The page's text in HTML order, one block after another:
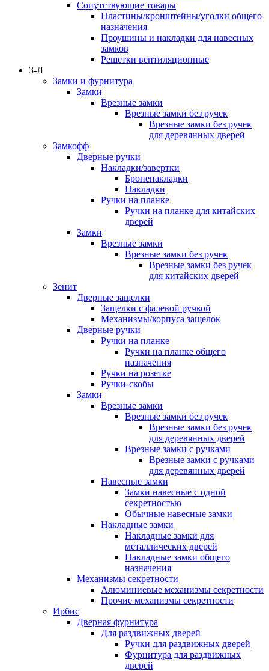
Сопутствующие товары
Пластины/кронштейны/уголки общего
назначения
Проушины и накладки для навесных
замков
Решетки вентиляционные
З-Л
Замки и фурнитура
Замки
Врезные замки
Врезные замки без ручек
Врезные замки без ручек
для деревянных дверей
Замкофф
Дверные ручки
Накладки/завертки
Броненакладки
Накладки
Ручки на планке
Ручки на планке для китайских
дверей
Замки
Врезные замки
Врезные замки без ручек
Врезные замки без ручек
для китайских дверей
Зенит
Дверные защелки
Защелки с фалевой ручкой
Механизмы/корпуса защелок
Дверные ручки
Ручки на планке
Ручки на планке общего
назначения
Ручки на розетке
Ручки-скобы
Замки
Врезные замки
Врезные замки без ручек
Врезные замки без ручек
для деревянных дверей
Врезные замки с ручками
Врезные замки с ручками
для деревянных дверей
Навесные замки
Замки навесные с одной
секретностью
Обычные навесные замки
Накладные замки
Накладные замки для
металлических дверей
Накладные замки общего
назначения
Механизмы секретности
Алюминиевые механизмы секретности
Прочие механизмы секретности
Ирбис
Дверная фурнитура
Для раздвижных дверей
Ручки для раздвижных дверей
Фурнитура для раздвижных
дверей